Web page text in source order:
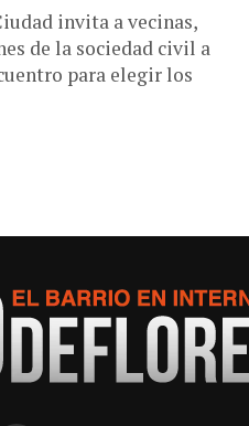
invita a vecinas,
de la sociedad civil a
para elegir los